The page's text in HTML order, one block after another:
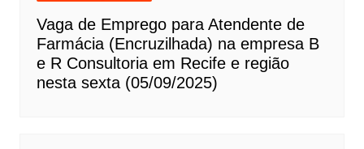
Vaga de Emprego para Atendente de
Farmácia (Encruzilhada) na empresa B
e R Consultoria em Recife e região
nesta sexta (05/09/2025)